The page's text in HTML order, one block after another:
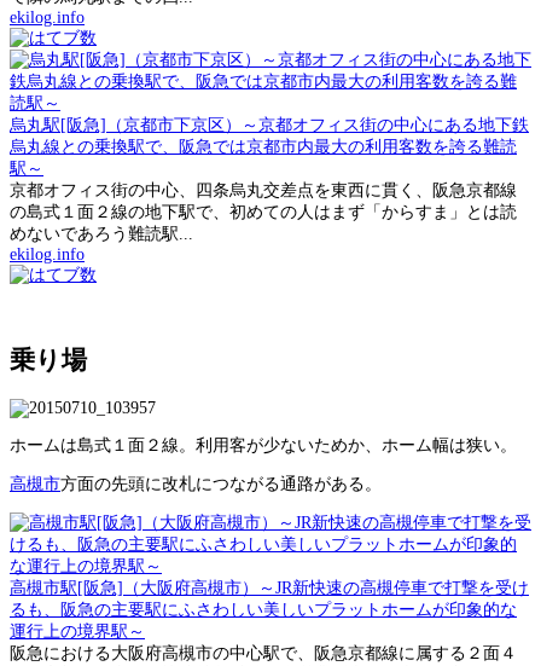
ekilog.info
烏丸駅[阪急]（京都市下京区）～京都オフィス街の中心にある地下鉄
烏丸線との乗換駅で、阪急では京都市内最大の利用客数を誇る難読
駅～
京都オフィス街の中心、四条烏丸交差点を東西に貫く、阪急京都線
の島式１面２線の地下駅で、初めての人はまず「からすま」とは読
めないであろう難読駅...
ekilog.info
乗り場
ホームは島式１面２線。利用客が少ないためか、ホーム幅は狭い。
高槻市方面の先頭に改札につながる通路がある。
高槻市駅[阪急]（大阪府高槻市）～JR新快速の高槻停車で打撃を受け
るも、阪急の主要駅にふさわしい美しいプラットホームが印象的な
運行上の境界駅～
阪急における大阪府高槻市の中心駅で、阪急京都線に属する２面４